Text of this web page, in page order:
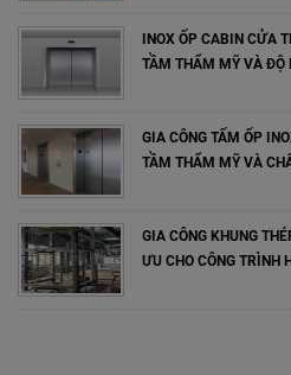
INOX ỐP CABIN CỬA
TẦM THẨM MỸ VÀ ĐỘ
GIA CÔNG TẤM ỐP
TẦM THẨM MỸ VÀ
GIA CÔNG KHUNG
ƯU CHO CÔNG TRÌNH